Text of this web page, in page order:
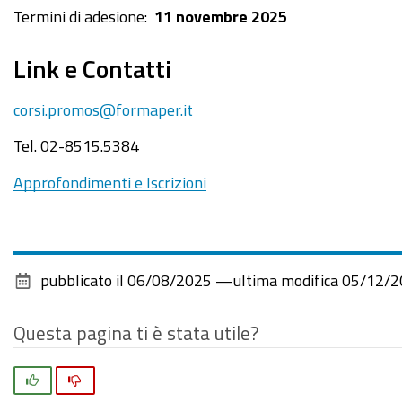
Termini di adesione: 11 novembre 2025
Link e Contatti
corsi.promos@formaper.it
Tel. 02-8515.5384
Approfondimenti e Iscrizioni
pubblicato il 06/08/2025 —ultima modifica 05/12/
Questa pagina ti è stata utile?